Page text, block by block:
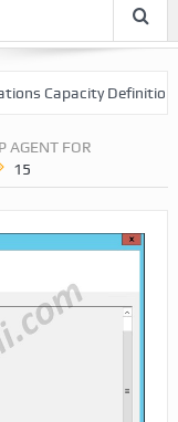
Capacity Definitions
AGENT FOR
15